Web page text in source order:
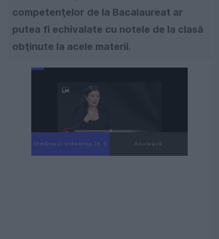
competenţelor de la Bacalaureat ar
putea fi echivalate cu notele de la clasă
obţinute la acele materii.
Următorul videoclip în 4 Anulează